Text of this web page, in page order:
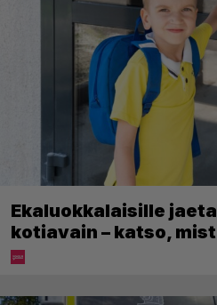
Ekaluokkalaisille
kotiavain – katso,